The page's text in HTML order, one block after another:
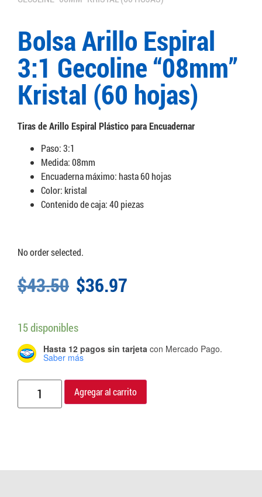
Bolsa Arillo Espiral
3:1 Gecoline “08mm”
Kristal (60 hojas)
Tiras de Arillo Espiral Plástico para Encuadernar
Paso: 3:1
Medida: 08mm
Encuaderna máximo: hasta 60 hojas
Color: kristal
Contenido de caja: 40 piezas
No order selected.
$43.50 $36.97
15 disponibles
Hasta 12 pagos sin tarjeta con Mercado Pago.
Saber más
Agregar al carrito